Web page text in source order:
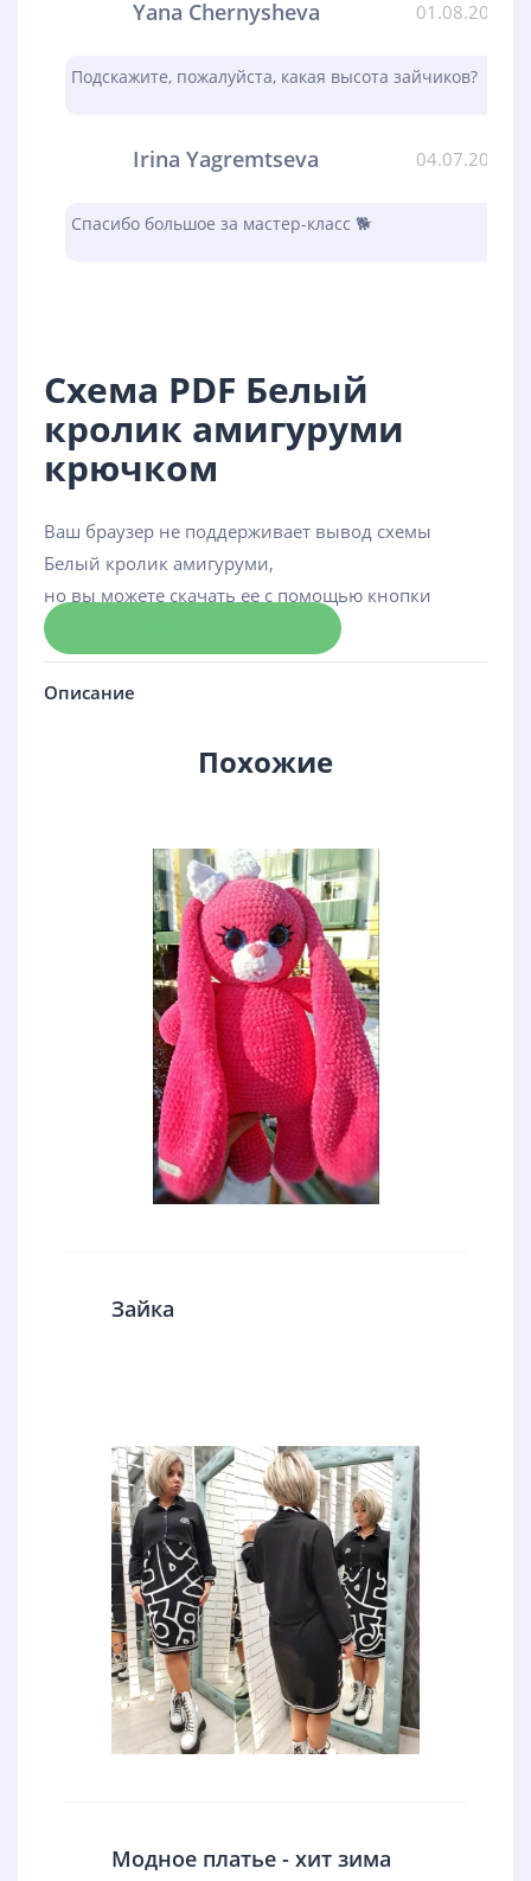
Yana Chernysheva 01.08.2023
Подскажите, пожалуйста, какая высота зайчиков?
Irina Yagremtseva 04.07.2023
Спасибо большое за мастер-класс 🐕
Схема PDF Белый
кролик амигуруми
крючком
Ваш браузер не поддерживает вывод схемы
Белый кролик амигуруми,
но вы можете скачать ее с помощью кнопки
Описание
Похожие
Зайка
Модное платье - хит зима